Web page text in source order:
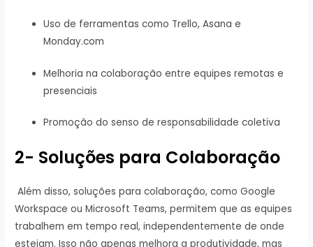
Uso de ferramentas como Trello, Asana e
Monday.com
Melhoria na colaboração entre equipes remotas e
presenciais
Promoção do senso de responsabilidade coletiva
2- Soluções para Colaboração
Além disso, soluções para colaboração, como Google
Workspace ou Microsoft Teams, permitem que as equipes
trabalhem em tempo real, independentemente de onde
estejam. Isso não apenas melhora a produtividade, mas